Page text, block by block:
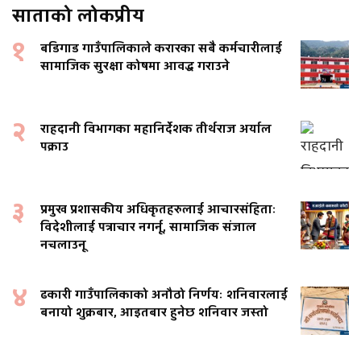
साताको लोकप्रीय
१
बडिगाड गाउँपालिकाले करारका सबै कर्मचारीलाई
सामाजिक सुरक्षा कोषमा आवद्ध गराउने
२
राहदानी विभागका महानिर्देशक तीर्थराज अर्याल
पक्राउ
३
प्रमुख प्रशासकीय अधिकृतहरुलाई आचारसंहिताः
विदेशीलाई पत्राचार नगर्नू, सामाजिक संजाल
नचलाउनू
४
ढकारी गाउँपालिकाको अनौठो निर्णयः शनिवारलाई
बनायो शुक्रबार, आइतबार हुनेछ शनिवार जस्तो